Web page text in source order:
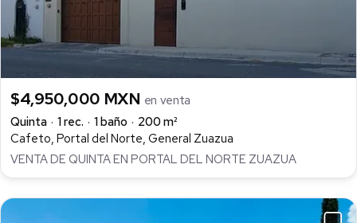
$4,950,000 MXN en venta
Quinta
1 rec. 1 baño
200 m²
Cafeto, Portal del Norte, General Zuazua
VENTA DE QUINTA EN PORTAL DEL NORTE ZUAZUA